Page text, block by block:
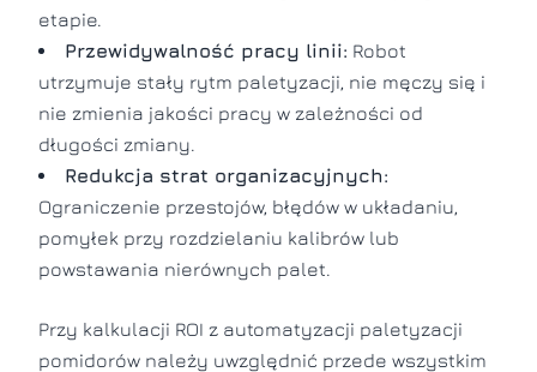
etapie.
Przewidywalność pracy linii: Robot
utrzymuje stały rytm paletyzacji, nie męczy się i
nie zmienia jakości pracy w zależności od
długości zmiany.
Redukcja strat organizacyjnych:
Ograniczenie przestojów, błędów w układaniu,
pomyłek przy rozdzielaniu kalibrów lub
powstawania nierównych palet.
Przy kalkulacji ROI z automatyzacji paletyzacji
pomidorów należy uwzględnić przede wszystkim